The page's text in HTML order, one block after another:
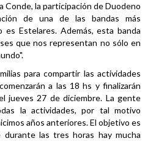
Conde, la participación de Duodeno
de una de las bandas más
Estelares. Además, esta banda
que nos representan no sólo en
para compartir las actividades
a las 18 hs y finalizarán
jueves 27 de diciembre. La gente
la actividades, por tal motivo
años anteriores. El objetivo es
las tres horas hay mucha